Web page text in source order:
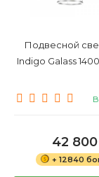
Подвесной
Indigo Galass
42 800
+ 12840